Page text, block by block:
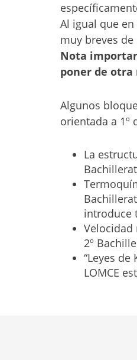
Al igual que
muy breves
Nota
poner de otra
Algunos
orientada a 1º
La
introduce
Velocidad
2º
“Leyes
LOMCE